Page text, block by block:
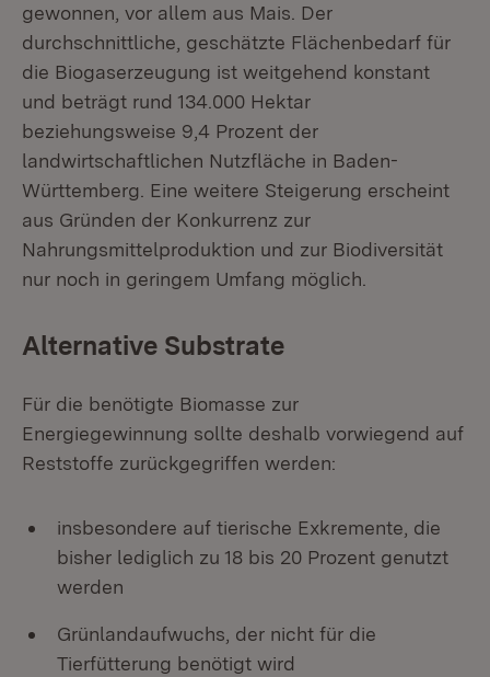
gewonnen, vor allem aus Mais. Der
durchschnittliche, geschätzte Flächenbedarf für
die Biogaserzeugung ist weitgehend konstant
und beträgt rund 134.000 Hektar
beziehungsweise 9,4 Prozent der
landwirtschaftlichen Nutzfläche in Baden-
Württemberg. Eine weitere Steigerung erscheint
aus Gründen der Konkurrenz zur
Nahrungsmittelproduktion und zur Biodiversität
nur noch in geringem Umfang möglich.
Alternative Substrate
Für die benötigte Biomasse zur
Energiegewinnung sollte deshalb vorwiegend auf
Reststoffe zurückgegriffen werden:
insbesondere auf tierische Exkremente, die
bisher lediglich zu 18 bis 20 Prozent genutzt
werden
Grünlandaufwuchs, der nicht für die
Tierfütterung benötigt wird